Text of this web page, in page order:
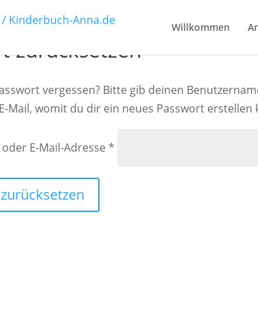
Willkommen
zurücksetzen
vergessen? Bitte gib deinen
Mail, womit du dir ein neues Passwort erstellen
E-Mail-Adresse*